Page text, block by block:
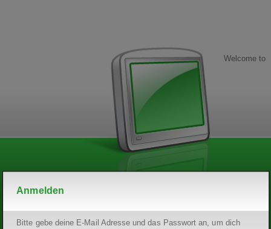
Welcome to
Anmelden
Bitte gebe deine E-Mail Adresse und das Passwort an, um dich